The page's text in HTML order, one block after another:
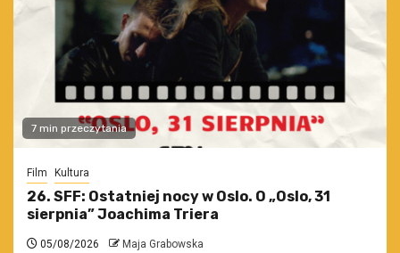
7 min przeczytania
Film Kultura
26. SFF: Ostatniej nocy w Oslo. O „Oslo, 31
sierpnia” Joachima Triera
05/08/2026 Maja Grabowska